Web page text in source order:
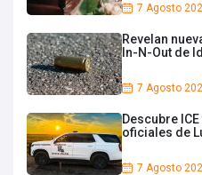
7 Agosto
Revelan
In-N-Out de
7 Agosto
Descubre
oficiales de
7 Agosto